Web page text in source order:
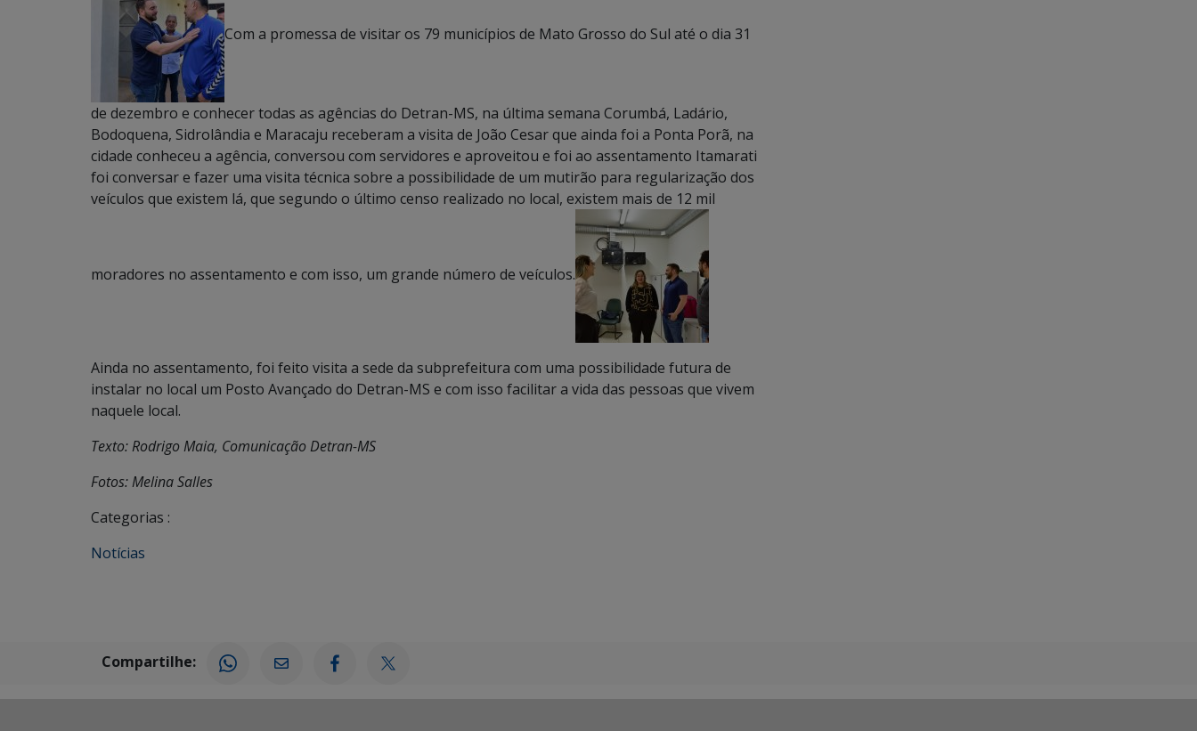
Com a promessa de visitar os 79 municípios de Mato Grosso do Sul até o dia 31
de dezembro e conhecer todas as agências do Detran-MS, na última semana Corumbá, Ladário,
Bodoquena, Sidrolândia e Maracaju receberam a visita de João Cesar que ainda foi a Ponta Porã, na
cidade conheceu a agência, conversou com servidores e aproveitou e foi ao assentamento Itamarati
foi conversar e fazer uma visita técnica sobre a possibilidade de um mutirão para regularização dos
veículos que existem lá, que segundo o último censo realizado no local, existem mais de 12 mil
moradores no assentamento e com isso, um grande número de veículos.
Ainda no assentamento, foi feito visita a sede da subprefeitura com uma possibilidade futura de
instalar no local um Posto Avançado do Detran-MS e com isso facilitar a vida das pessoas que vivem
naquele local.
Texto: Rodrigo Maia, Comunicação Detran-MS
Fotos: Melina Salles
Categorias :
Notícias
Compartilhe: